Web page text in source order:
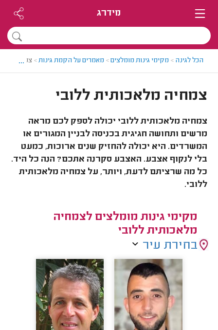
מידרג
הכל לגינה > מקימי גינות מומלצים> מאמרים על הקמת גינות> צמחיה
...
צמחיה מלאכותית ללובי
צמחיה מלאכותית ללובי יכולה לספק לכם מראה
מרשים ותחושה חגיגית בכניסה לבניין המגורים או
המשרדים. היא יכולה להחזיק שנים ארוכות, כמעט
בלי לנקוף אצבע. האצבע סקרנה אתכם? הנה כל היד.
כל מה שרציתם לדעת, ויותר, על צמחיה מלאכותית
ללובי.
מקימי גינות מומלצים לצמחיה
מלאכותית ללובי
בחירת עיר